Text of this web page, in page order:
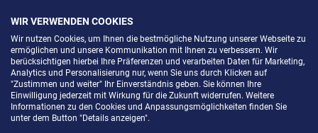
SELF STORAGE IN GRENZACH-
WIR VERWENDEN COOKIES
Wir nutzen Cookies, um Ihnen die bestmögliche Nutzung unserer Webseite zu
ermöglichen und unsere Kommunikation mit Ihnen zu verbessern. Wir
berücksichtigen hierbei Ihre Präferenzen und verarbeiten Daten für Marketing,
Analytics und Personalisierung nur, wenn Sie uns durch Klicken auf
"Zustimmen und weiter" Ihr Einverständnis geben. Sie können Ihre
Einwilligung jederzeit mit Wirkung für die Zukunft widerrufen. Weitere
Informationen zu den Cookies und Anpassungsmöglichkeiten finden Sie
unter dem Button "Details anzeigen".